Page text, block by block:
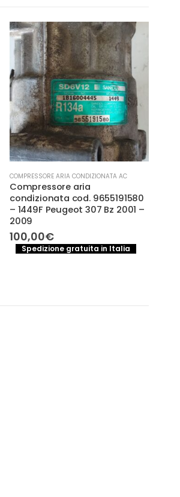
COMPRESSORE ARIA CONDIZIONATA AC
Compressore aria
condizionata cod. 9655191580
– 1449F Peugeot 307 Bz 2001 –
2009
100,00€
Spedizione gratuita in Italia